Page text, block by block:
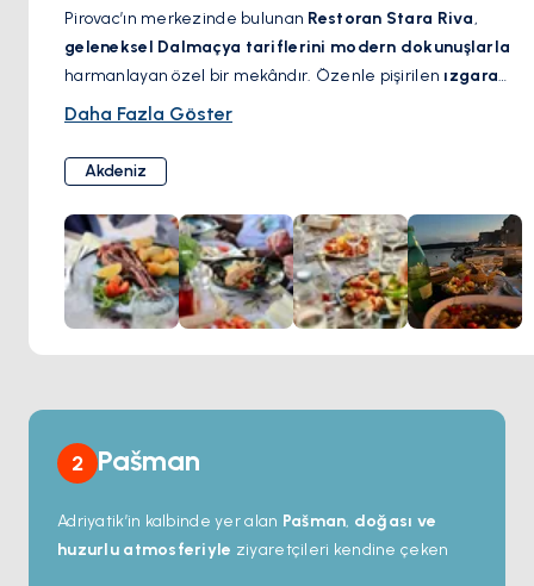
getirerek Adriyatik’in keşfi için mükemmel bir başlangıç
noktası sunar.
Pirovac’ın merkezinde bulunan Restoran Stara Riva,
geleneksel Dalmaçya tariflerini modern dokunuşlarla
harmanlayan özel bir mekândır. Özenle pişirilen ızgara
deniz ürünlerinden lezzetli et yemeklerine kadar
kenarındaki konumu ve samimi atmosferi
romantik akşam yemekleri ve dost sohbetleri için ideal bir
seçim haline getirir.
Daha Fazla Göster
Akdeniz
2 Pašman
Adriyatik’in kalbinde yer alan Pašman, doğası ve
huzurlu atmosferiyle ziyaretçileri kendine çeken